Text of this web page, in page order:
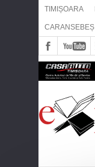
TIMIȘOARA
CARANSEBEȘ